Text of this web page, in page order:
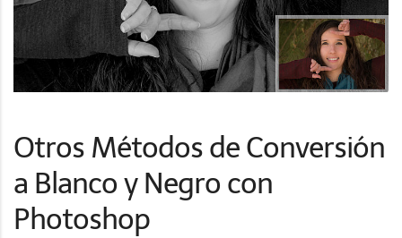
Otros Métodos de Conversión
a Blanco y Negro con
Photoshop